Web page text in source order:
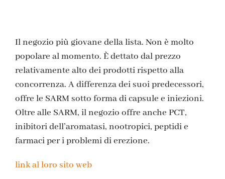
Il negozio più giovane della lista. Non è molto
popolare al momento. È dettato dal prezzo
relativamente alto dei prodotti rispetto alla
concorrenza. A differenza dei suoi predecessori,
offre le SARM sotto forma di capsule e iniezioni.
Oltre alle SARM, il negozio offre anche PCT,
inibitori dell’aromatasi, nootropici, peptidi e
farmaci per i problemi di erezione.
link al loro sito web